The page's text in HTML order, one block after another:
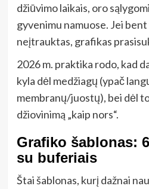
džiūvimo laikais, oro
gyvenimu namuose. Jei bent
neįtrauktas, grafikas
2026 m. praktika rodo, kad
kyla dėl medžiagų (ypač
membranų/juostų), bei dėl
džiovinimą „kaip nors“.
Grafiko šablonas:
su buferiais
Štai šablonas, kurį dažnai